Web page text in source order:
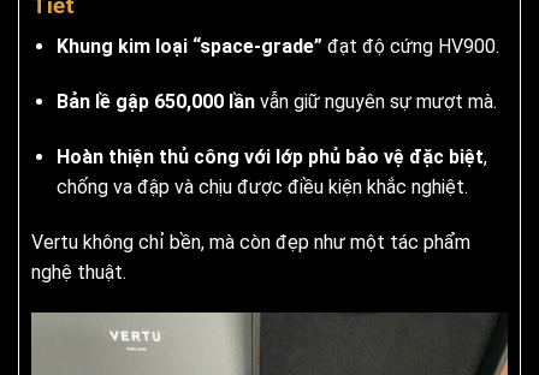
Khung kim loại “space-grade” đạt độ cứng HV900.
Bản lề gập 650,000 lầnvẫn giữ nguyên sự mượt mà.
Hoàn thiện thủ công với lớp phủ bảo vệ đặc biệt,
chống va đập và chịu được điều kiện khắc nghiệt.
Vertu không chỉ bền, mà còn đẹp như một tác phẩm
nghệ thuật.